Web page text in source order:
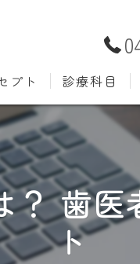
プト 診療科目
むし歯治療
小児歯科
口腔外科
ホワイトニング
歯
ト